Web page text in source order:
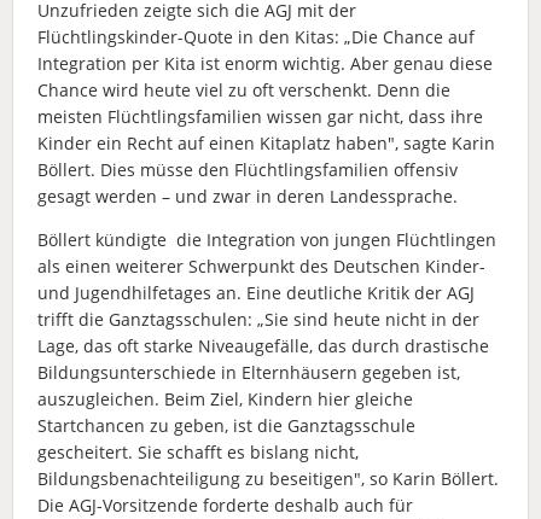
Unzufrieden zeigte sich die AGJ mit der
Flüchtlingskinder-Quote in den Kitas: „Die Chance auf
Integration per Kita ist enorm wichtig. Aber genau diese
Chance wird heute viel zu oft verschenkt. Denn die
meisten Flüchtlingsfamilien wissen gar nicht, dass ihre
Kinder ein Recht auf einen Kitaplatz haben", sagte Karin
Böllert. Dies müsse den Flüchtlingsfamilien offensiv
gesagt werden – und zwar in deren Landessprache.
Böllert kündigte die Integration von jungen Flüchtlingen
als einen weiterer Schwerpunkt des Deutschen Kinder-
und Jugendhilfetages an. Eine deutliche Kritik der AGJ
trifft die Ganztagsschulen: „Sie sind heute nicht in der
Lage, das oft starke Niveaugefälle, das durch drastische
Bildungsunterschiede in Elternhäusern gegeben ist,
auszugleichen. Beim Ziel, Kindern hier gleiche
Startchancen zu geben, ist die Ganztagsschule
gescheitert. Sie schafft es bislang nicht,
Bildungsbenachteiligung zu beseitigen", so Karin Böllert.
Die AGJ-Vorsitzende forderte deshalb auch für